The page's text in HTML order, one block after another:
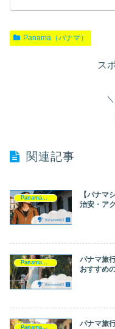
Panama（パナマ）
ス
関連記事
Panama（パナマ）
【パナマ
治安・ア
パナマ旅
おすすめ
パナマ旅